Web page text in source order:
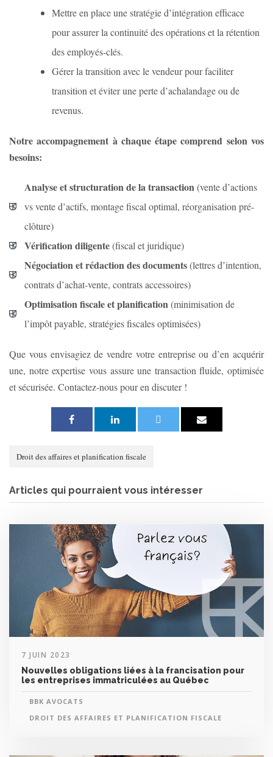
Mettre en place une stratégie d’intégration efficace
pour assurer la continuité des opérations et la rétention
des employés-clés.
Gérer la transition avec le vendeur pour faciliter
transition et éviter une perte d’achalandage ou de
revenus.
Notre accompagnement à chaque étape comprend selon vos
besoins:
Analyse et structuration de la transaction(vente d’actions
vs vente d’actifs, montage fiscal optimal, réorganisation pré-
clôture)
Vérification diligente(fiscal et juridique)
Négociation et rédaction des documents(lettres d’intention,
contrats d’achat-vente, contrats accessoires)
Optimisation fiscale et planification(minimisation de
l’impôt payable, stratégies fiscales optimisées)
Que vous envisagiez de vendre votre entreprise ou d’en acquérir
une, notre expertise vous assure une transaction fluide, optimisée
et sécurisée. Contactez-nous pour en discuter !
Droit des affaires et planification fiscale
Articles qui pourraient vous intéresser
7 JUIN 2023
Nouvelles obligations liées à la francisation pour
les entreprises immatriculées au Québec
BBK AVOCATS
DROIT DES AFFAIRES ET PLANIFICATION FISCALE